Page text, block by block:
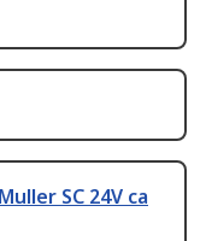
SC 24V ca